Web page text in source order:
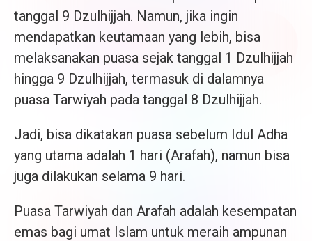
tanggal 9 Dzulhijjah. Namun, jika ingin
mendapatkan keutamaan yang lebih, bisa
melaksanakan puasa sejak tanggal 1 Dzulhijjah
hingga 9 Dzulhijjah, termasuk di dalamnya
puasa Tarwiyah pada tanggal 8 Dzulhijjah.
Jadi, bisa dikatakan puasa sebelum Idul Adha
yang utama adalah 1 hari (Arafah), namun bisa
juga dilakukan selama 9 hari.
Puasa Tarwiyah dan Arafah adalah kesempatan
emas bagi umat Islam untuk meraih ampunan